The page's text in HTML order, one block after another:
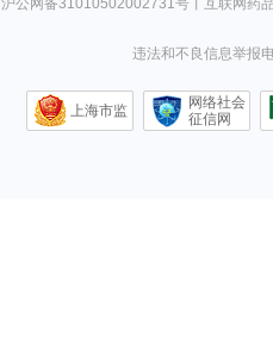
沪公网备31010502002731号丨 互联网药
违法和不良信息举报
上海市监
网络社会
征信网